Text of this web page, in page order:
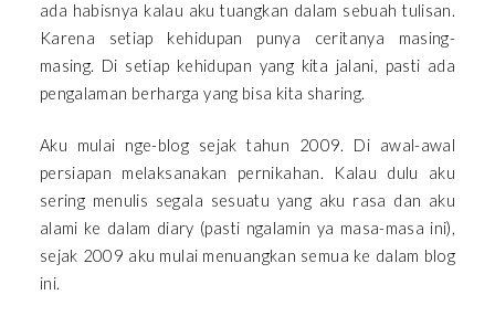
ada habisnya kalau aku tuangkan dalam sebuah tulisan.
Karena setiap kehidupan punya ceritanya masing-
masing. Di setiap kehidupan yang kita jalani, pasti ada
pengalaman berharga yang bisa kita sharing.
Aku mulai nge-blog sejak tahun 2009. Di awal-awal
persiapan melaksanakan pernikahan. Kalau dulu aku
sering menulis segala sesuatu yang aku rasa dan aku
alami ke dalam diary (pasti ngalamin ya masa-masa ini),
sejak 2009 aku mulai menuangkan semua ke dalam blog
ini.